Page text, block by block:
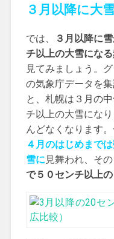
３月以降に大
では、
３月以降に
チ以上の大雪にな
見てみましょう。
の気象庁データを
と、札幌は３月の
チ以上の大雪にな
んどなくなります。
４月のはじめまで
雪に 見舞われ、そ
で５０センチ以上